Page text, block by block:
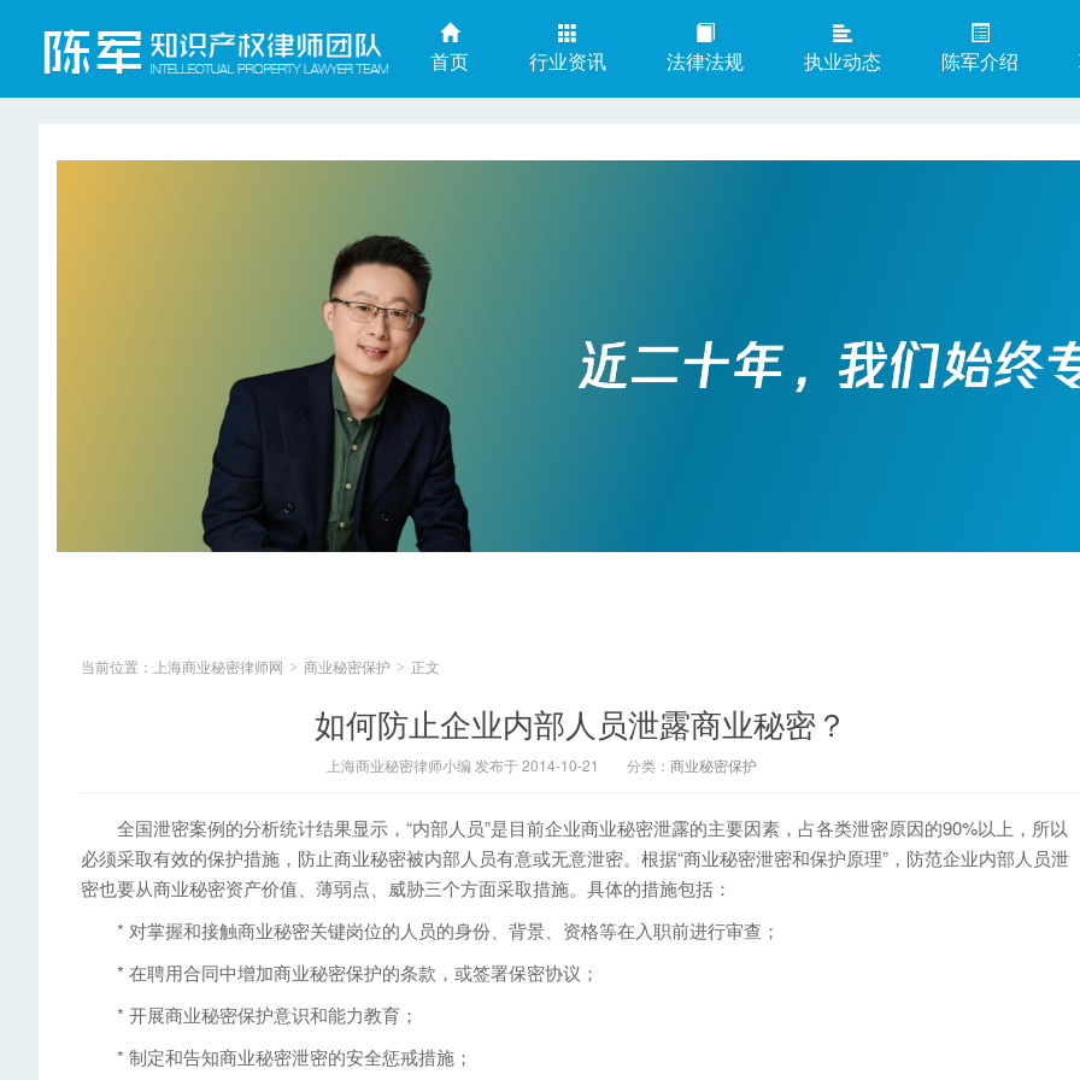
首页 行业资讯 法律法规 执业动态 陈军介绍
当前位置： 上海商业秘密律师网 > 商业秘密保护 > 正文
如何防止企业内部人员泄露商业秘密？
上海商业秘密律师小编 发布于 2014-10-21 分类： 商业秘密保护
全国泄密案例的分析统计结果显示，“内部人员”是目前企业商业秘密泄露的主要因素，占各类泄密原因的90%以上，所以
必须采取有效的保护措施，防止商业秘密被内部人员有意或无意泄密。根据“商业秘密泄密和保护原理”，防范企业内部人员泄
密也要从商业秘密资产价值、薄弱点、威胁三个方面采取措施。具体的措施包括：
* 对掌握和接触商业秘密关键岗位的人员的身份、背景、资格等在入职前进行审查；
* 在聘用合同中增加商业秘密保护的条款，或签署保密协议；
* 开展商业秘密保护意识和能力教育；
* 制定和告知商业秘密泄密的安全惩戒措施；